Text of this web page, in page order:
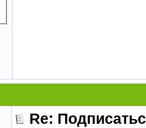
Re: